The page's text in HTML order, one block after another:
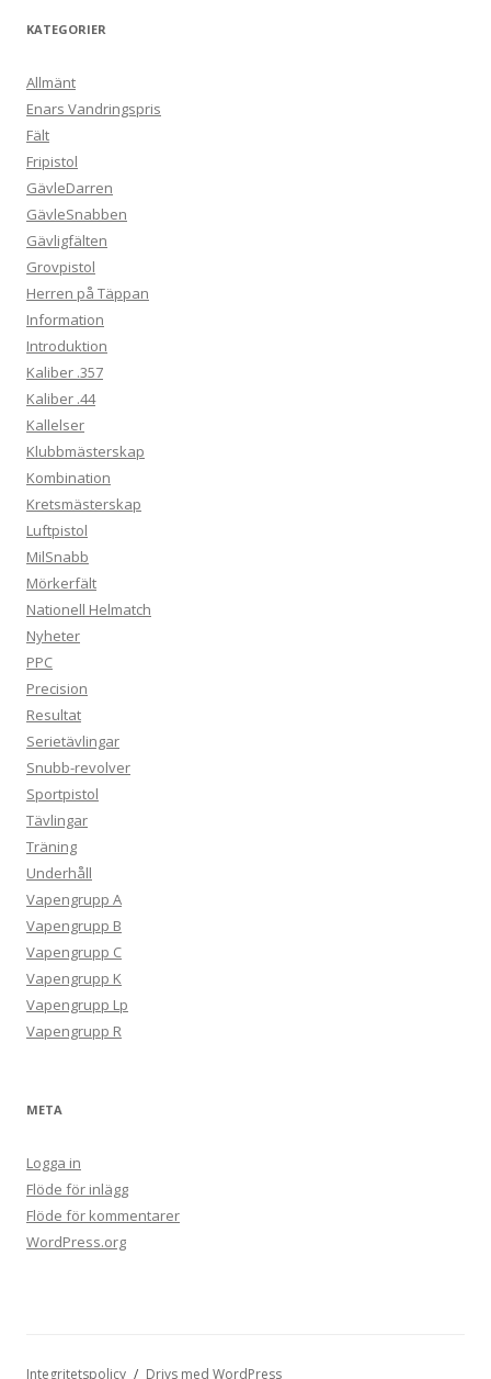
KATEGORIER
Allmänt
Enars Vandringspris
Fält
Fripistol
GävleDarren
GävleSnabben
Gävligfälten
Grovpistol
Herren på Täppan
Information
Introduktion
Kaliber .357
Kaliber .44
Kallelser
Klubbmästerskap
Kombination
Kretsmästerskap
Luftpistol
MilSnabb
Mörkerfält
Nationell Helmatch
Nyheter
PPC
Precision
Resultat
Serietävlingar
Snubb-revolver
Sportpistol
Tävlingar
Träning
Underhåll
Vapengrupp A
Vapengrupp B
Vapengrupp C
Vapengrupp K
Vapengrupp Lp
Vapengrupp R
META
Logga in
Flöde för inlägg
Flöde för kommentarer
WordPress.org
Integritetspolicy Drivs med WordPress